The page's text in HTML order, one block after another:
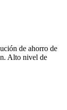
de ahorro de
Alto nivel de